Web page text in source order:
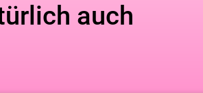
auch